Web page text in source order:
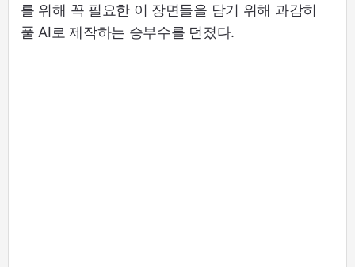
를 위해 꼭 필요한 이 장면들을 담기 위해 과감히
풀 AI로 제작하는 승부수를 던졌다.